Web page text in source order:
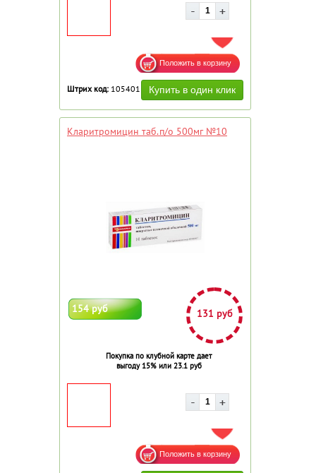
ДОБАВИТЬ В ИЗБРАННОЕ
Штрих код: 105401
Кларитромицин таб.п/о 500мг №10
154 руб 131 руб
Покупка по клубной карте дает
выгоду 15% или 23.1 руб
ДОБАВИТЬ В ИЗБРАННОЕ